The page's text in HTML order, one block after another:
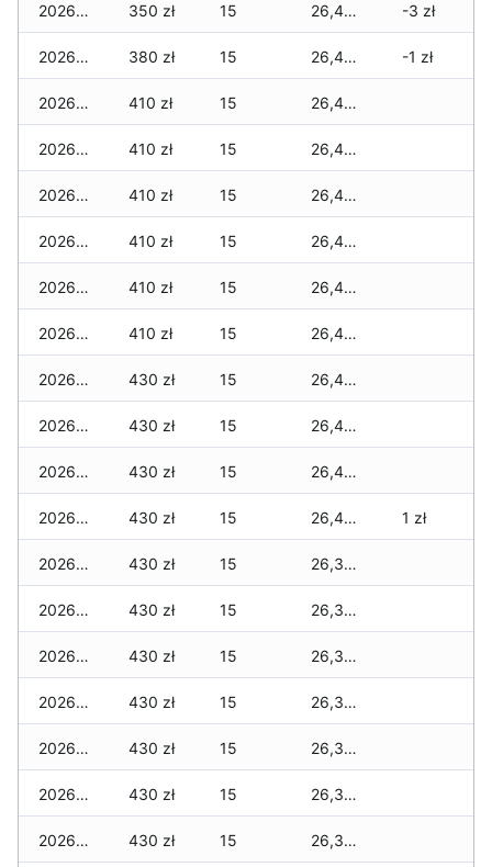
2026-04-07 350 zł 15 26,450 zł -3 zł
2026-04-06 380 zł 15 26,480 zł -1 zł
2026-04-05 410 zł 15 26,450 zł
2026-04-04 410 zł 15 26,450 zł
2026-04-03 410 zł 15 26,430 zł
2026-04-02 410 zł 15 26,410 zł
2026-04-01 410 zł 15 26,410 zł
2026-03-31 410 zł 15 26,410 zł
2026-03-30 430 zł 15 26,400 zł
2026-03-29 430 zł 15 26,400 zł
2026-03-28 430 zł 15 26,400 zł
2026-03-27 430 zł 15 26,400 zł 1 zł
2026-03-26 430 zł 15 26,380 zł
2026-03-25 430 zł 15 26,380 zł
2026-03-24 430 zł 15 26,380 zł
2026-03-23 430 zł 15 26,350 zł
2026-03-22 430 zł 15 26,350 zł
2026-03-21 430 zł 15 26,300 zł
2026-03-20 430 zł 15 26,300 zł